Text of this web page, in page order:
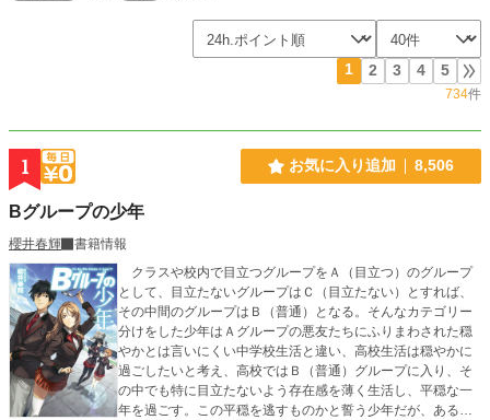
1 2 3 4 5
734件
1 お気に入り追加 8,506
Bグループの少年
櫻井春輝
書籍情報
クラスや校内で目立つグループをＡ（目立つ）のグループ
として、目立たないグループはＣ（目立たない）とすれば、
その中間のグループはＢ（普通）となる。そんなカテゴリー
分けをした少年はＡグループの悪友たちにふりまわされた穏
やかとは言いにくい中学校生活と違い、高校生活は穏やかに
過ごしたいと考え、高校ではＢ（普通）グループに入り、そ
の中でも特に目立たないよう存在感を薄く生活し、平穏な一
年を過ごす。この平穏を逃すものかと誓う少年だが、ある